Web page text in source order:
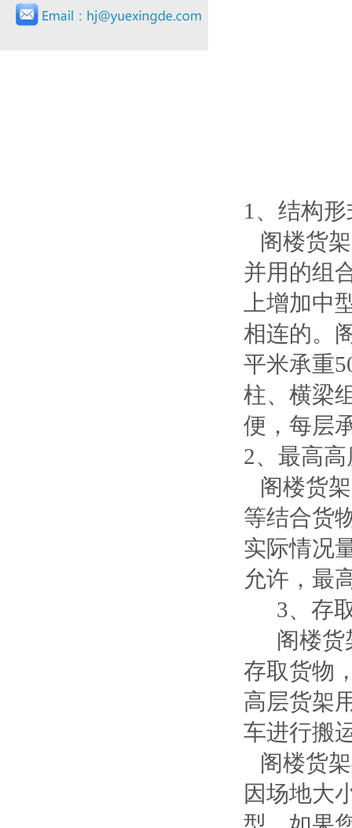
1、结构
阁楼货
并用的组
上增加中
相连的。
平米承重
柱、横梁
便，每层
2、最高
阁楼货
等结合货
实际情况
允许，最
3、存
阁楼货
存取货物
高层货架
车进行搬
阁楼货
因场地大